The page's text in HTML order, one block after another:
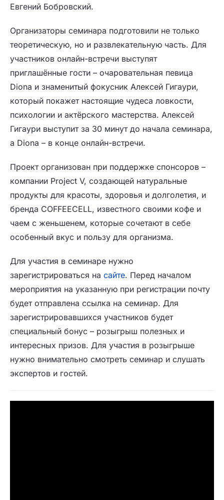
Евгений Бобровский.
Организаторы семинара подготовили не только
теоретическую, но и развлекательную часть. Для
участников онлайн-встречи выступят
приглашённые гости – очаровательная певица
Diona и знаменитый фокусник Алексей Гигаури,
который покажет настоящие чудеса ловкости,
психологии и актёрского мастерства. Алексей
Гигаури выступит за 30 минут до начала семинара,
а Diona – в конце онлайн-встречи.
Проект организован при поддержке спонсоров –
компании Project V, создающей натуральные
продукты для красоты, здоровья и долголетия, и
бренда COFFEECELL, известного своими кофе и
чаем с женьшенем, которые сочетают в себе
особенный вкус и пользу для организма.
Для участия в семинаре нужно
зарегистрироваться на сайте. Перед началом
мероприятия на указанную при регистрации почту
будет отправлена ссылка на семинар. Для
зарегистрировавшихся участников будет
специальный бонус – розыгрыш полезных и
интересных призов. Для участия в розыгрыше
нужно внимательно смотреть семинар и слушать
экспертов и гостей.